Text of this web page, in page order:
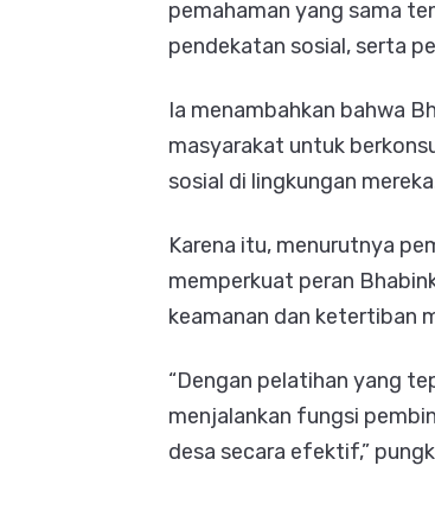
pemahaman yang sama
pendekatan sosial, serta
Ia menambahkan bahwa
masyarakat untuk
sosial di lingkungan
Karena itu, menurutnya
memperkuat peran
keamanan dan ketertiban
“Dengan pelatihan yang
menjalankan fungsi
desa secara efektif,”